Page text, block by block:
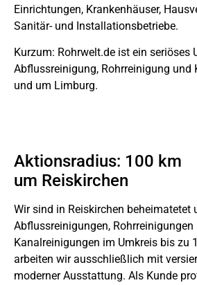
Einrichtungen, Krankenhäuser,
Sanitär- und Installationsbetriebe.
Kurzum: Rohrwelt.de ist ein seriöses
Abflussreinigung, Rohrreinigung und
und um Limburg.
Aktionsradius: 100 km
um Reiskirchen
Wir sind in Reiskirchen beheimatetet
Abflussreinigungen, Rohrreinigungen
Kanalreinigungen im Umkreis bis zu
arbeiten wir ausschließlich mit
moderner Ausstattung. Als Kunde